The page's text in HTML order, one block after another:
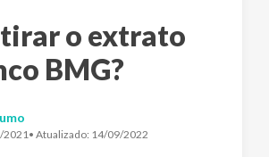
o extrato
BMG?
2021• Atualizado: 14/09/2022